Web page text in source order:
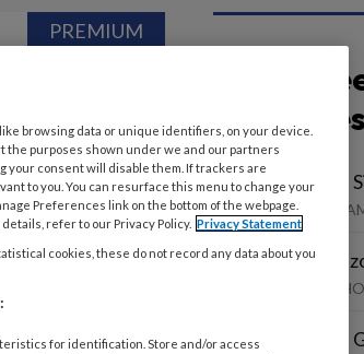
PREMIUM
vacatures
Verzorgende IG
SINAI CENTRUM |
Helpende
SAMEN |
Verzorgende IG
browsing data or unique identifiers, on your device.
the purposes shown under we and our partners
your consent will disable them. If trackers are
to you. You can resurface this menu to change your
Preferences link on the bottom of the webpage.
refer to our Privacy Policy. Privacy Statement
cookies, these do not record any data about you
for identification. Store and/or access